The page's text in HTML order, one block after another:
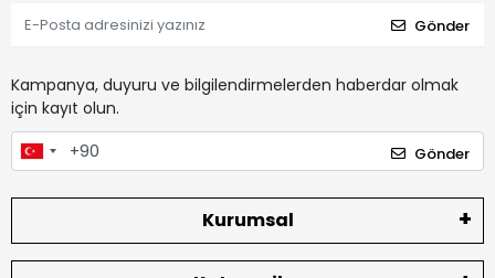
Gönder
Kampanya, duyuru ve bilgilendirmelerden haberdar olmak
için kayıt olun.
Gönder
Kurumsal